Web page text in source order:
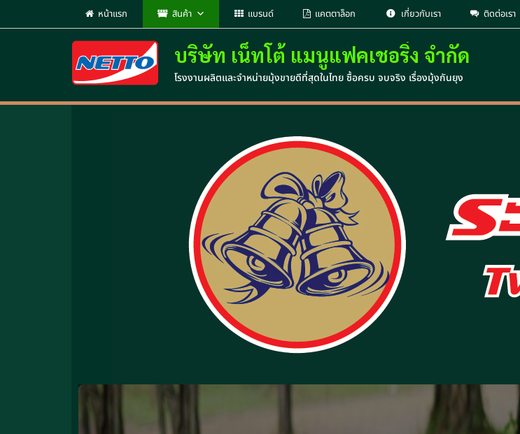
หน้าแรก สินค้า แบรนด์ แคตตาล็อก เกี่ยวกับเรา ติดต่อเรา
บริษัท เน็ทโต้ แมนูแฟคเชอริ่ง จำกัด
โรงงานผลิตและจำหน่ายมุ้งขายดีที่สุดในไทย ซื้อครบ จบจริง เรื่องมุ้งกันยุง